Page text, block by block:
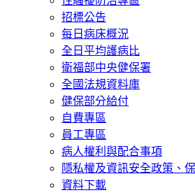
招標公告
每日病床概況
全日平均護病比
衛福部中央健保署
全國法規資料庫
健保部分給付
自費專區
員工專區
病人權利與配合事項
隱私權及資訊安全政策、
資料下載